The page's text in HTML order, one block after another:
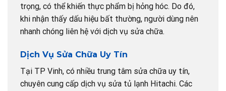
trọng, có thể khiến thực phẩm bị hỏng hóc. Do đó,
khi nhận thấy dấu hiệu bất thường, người dùng nên
nhanh chóng liên hệ với dịch vụ sửa chữa.
Dịch Vụ Sửa Chữa Uy Tín
Tại TP Vinh, có nhiều trung tâm sửa chữa uy tín,
chuyên cung cấp dịch vụ sửa tủ lạnh Hitachi. Các